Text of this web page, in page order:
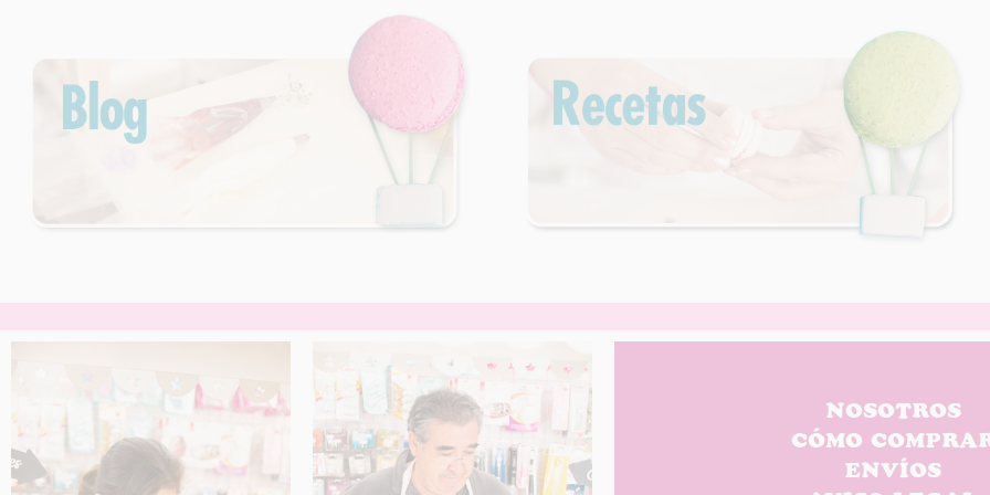
NOSOTROS
CÓMO
ENVÍOS